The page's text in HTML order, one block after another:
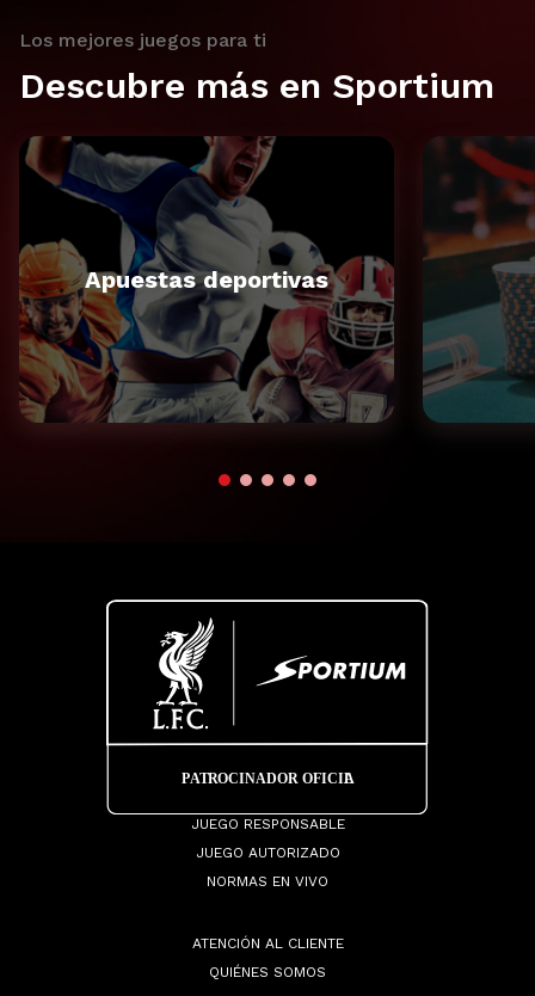
Los mejores juegos para ti
Descubre más en Sportium
Apuestas deportivas
JUEGO RESPONSABLE
JUEGO AUTORIZADO
NORMAS EN VIVO
ATENCIÓN AL CLIENTE
QUIÉNES SOMOS